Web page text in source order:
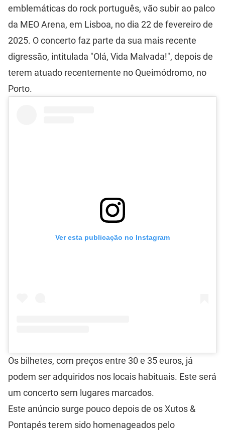
emblemáticas do rock português, vão subir ao palco
da MEO Arena, em Lisboa, no dia 22 de fevereiro de
2025. O concerto faz parte da sua mais recente
digressão, intitulada "Olá, Vida Malvada!", depois de
terem atuado recentemente no Queimódromo, no
Porto.
Ver esta publicação no Instagram
Os bilhetes, com preços entre 30 e 35 euros, já
podem ser adquiridos nos locais habituais. Este será
um concerto sem lugares marcados.
Este anúncio surge pouco depois de os Xutos &
Pontapés terem sido homenageados pelo